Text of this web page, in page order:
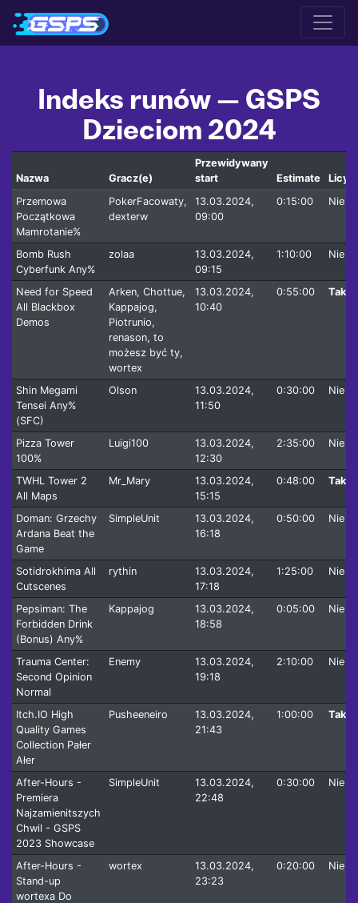
Indeks runów — GSPS
Dzieciom 2024
Nazwa Gracz(e)
Przewidywany
start
Estimate
Przemowa
Początkowa
Mamrotanie%
PokerFacowaty,
dexterw
13.03.2024,
09:00
0:15:00 Nie
Bomb Rush
Cyberfunk Any%
zolaa
13.03.2024,
09:15
1:10:00 Nie
Need for Speed
All Blackbox
Demos
Arken, Chottue,
Kappajog,
Piotrunio,
renason, to
możesz być ty,
wortex
13.03.2024,
10:40
0:55:00 Tak
Shin Megami
Tensei Any%
(SFC)
Olson
13.03.2024,
11:50
0:30:00 Nie
Pizza Tower
100%
Luigi100
13.03.2024,
12:30
2:35:00 Nie
TWHL Tower 2
All Maps
Mr_Mary
13.03.2024,
15:15
0:48:00 Tak
Doman: Grzechy
Ardana Beat the
Game
SimpleUnit
13.03.2024,
16:18
0:50:00 Nie
Sotidrokhima All
Cutscenes
rythin
13.03.2024,
17:18
1:25:00 Nie
Pepsiman: The
Forbidden Drink
(Bonus) Any%
Kappajog
13.03.2024,
18:58
0:05:00 Nie
Trauma Center:
Second Opinion
Normal
Enemy
13.03.2024,
19:18
2:10:00 Nie
Itch.IO High
Quality Games
Collection Pałer
Ałer
Pusheeneiro
13.03.2024,
21:43
1:00:00 Tak
After-Hours -
Premiera
Najzamienitszych
Chwil - GSPS
2023 Showcase
SimpleUnit
13.03.2024,
22:48
0:30:00 Nie
After-Hours -
Stand-up
wortexa Do
wortex
13.03.2024,
23:23
0:20:00 Nie